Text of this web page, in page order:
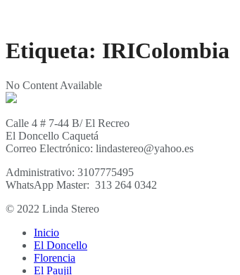
Etiqueta: IRIColombia
No Content Available
Calle 4 # 7-44 B/ El Recreo
El Doncello Caquetá
Correo Electrónico: lindastereo@yahoo.es
Administrativo: 3107775495
WhatsApp Master: 313 264 0342
© 2022 Linda Stereo
Inicio
El Doncello
Florencia
El Paujil